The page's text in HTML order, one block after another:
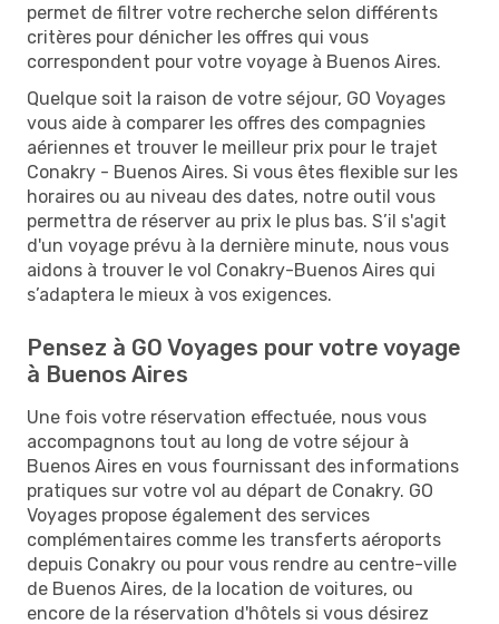
permet de filtrer votre recherche selon différents
critères pour dénicher les offres qui vous
correspondent pour votre voyage à Buenos Aires.
Quelque soit la raison de votre séjour, GO Voyages
vous aide à comparer les offres des compagnies
aériennes et trouver le meilleur prix pour le trajet
Conakry - Buenos Aires. Si vous êtes flexible sur les
horaires ou au niveau des dates, notre outil vous
permettra de réserver au prix le plus bas. S’il s'agit
d'un voyage prévu à la dernière minute, nous vous
aidons à trouver le vol Conakry-Buenos Aires qui
s’adaptera le mieux à vos exigences.
Pensez à GO Voyages pour votre voyage
à Buenos Aires
Une fois votre réservation effectuée, nous vous
accompagnons tout au long de votre séjour à
Buenos Aires en vous fournissant des informations
pratiques sur votre vol au départ de Conakry. GO
Voyages propose également des services
complémentaires comme les transferts aéroports
depuis Conakry ou pour vous rendre au centre-ville
de Buenos Aires, de la location de voitures, ou
encore de la réservation d'hôtels si vous désirez